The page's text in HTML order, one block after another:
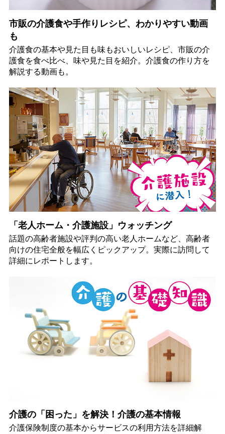
市販の介護食や手作りレシピ、わかりやすい動画
も
介護食の基本や見た目も味もおいしいレシピ、市販の介
護食を食べ比べ、味や見た目を紹介。介護食の作り方を
解説する動画も。
「老人ホーム・介護施設」ウォッチング
話題の高齢者施設や評判の高い老人ホームなど、高齢者
向けの住宅全般を幅広くピックアップ。実際に訪問して
詳細にレポートします。
介護の「困った」を解決！介護の基本情報
介護保険制度の基本からサービスの利用方法を詳細解